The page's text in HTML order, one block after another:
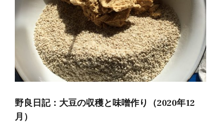
野良日記：大豆の収穫と味噌作り（2020年12
月）